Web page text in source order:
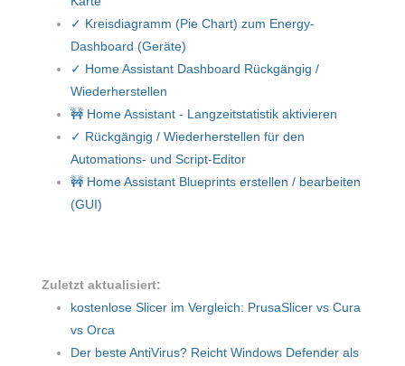
✓ Kreisdiagramm (Pie Chart) zum Energy-
Dashboard (Geräte)
✓ Home Assistant Dashboard Rückgängig /
Wiederherstellen
🚧 Home Assistant - Langzeitstatistik aktivieren
✓ Rückgängig / Wiederherstellen für den
Automations- und Script-Editor
🚧 Home Assistant Blueprints erstellen / bearbeiten
(GUI)
Zuletzt aktualisiert:
kostenlose Slicer im Vergleich: PrusaSlicer vs Cura
vs Orca
Der beste AntiVirus? Reicht Windows Defender als